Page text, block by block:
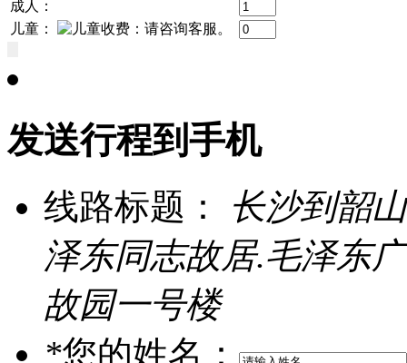
成人：
儿童：
发送行程到手机
线路标题：
长沙到韶
泽东同志故居.毛泽东
故园一号楼
*您的姓名：